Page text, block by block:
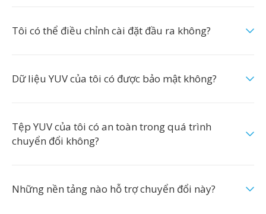
Tôi có thể điều chỉnh cài đặt đầu ra không?
Dữ liệu YUV của tôi có được bảo mật không?
Tệp YUV của tôi có an toàn trong quá trình
chuyển đổi không?
Những nền tảng nào hỗ trợ chuyển đổi này?